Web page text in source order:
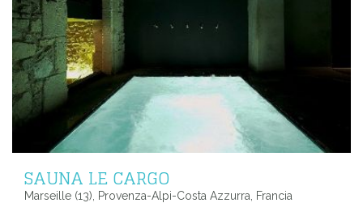
SAUNA LE CARGO
Marseille (13), Provenza-Alpi-Costa Azzurra, Francia